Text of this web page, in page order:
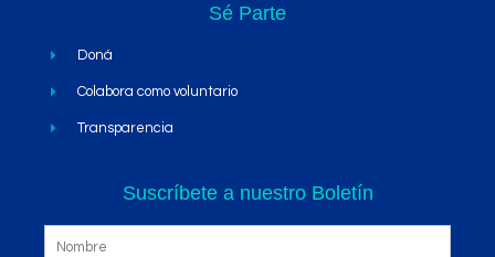
Sé Parte
Doná
Colabora como voluntario
Transparencia
Suscríbete a nuestro Boletín